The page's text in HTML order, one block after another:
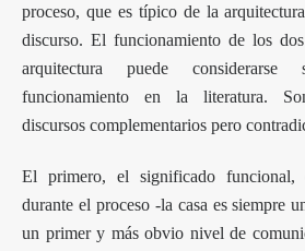
proceso, que es típico de la
discurso. El funcionamiento de los
arquitectura puede
funcionamiento en la literatura.
discursos complementarios pero
El primero, el significado funcional,
durante el proceso -la casa es siempre
un primer y más obvio nivel de